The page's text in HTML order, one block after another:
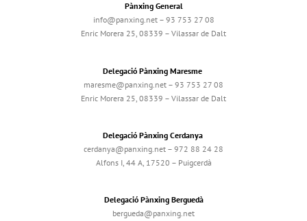
Pànxing General
info@panxing.net – 93 753 27 08
Enric Morera 25, 08339 – Vilassar de Dalt
Delegació Pànxing Maresme
maresme@panxing.net – 93 753 27 08
Enric Morera 25, 08339 – Vilassar de Dalt
Delegació Pànxing Cerdanya
cerdanya@panxing.net – 972 88 24 28
Alfons I, 44 A, 17520 – Puigcerdà
Delegació Pànxing Berguedà
bergueda@panxing.net